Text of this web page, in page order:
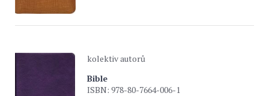
kolektiv autorů
Bible
ISBN: 978-80-7664-006-1